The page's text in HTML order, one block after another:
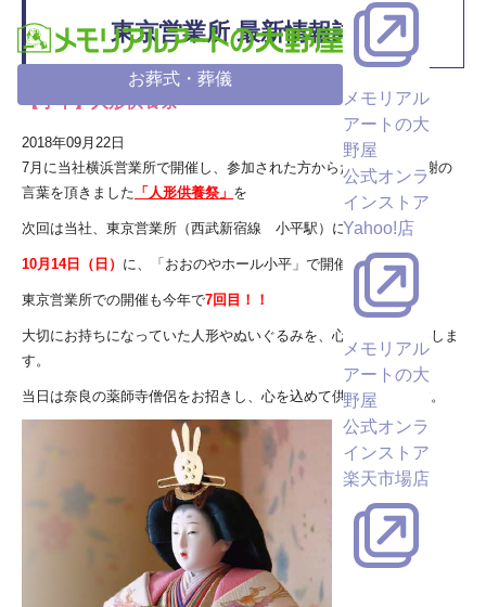
お葬式・葬儀
メモリアル
アートの大
野屋
公式オンラ
インストア
Yahoo!店
メモリアル
アートの大
野屋
公式オンラ
インストア
楽天市場店
東京営業所 最新情報詳細
【小平】人形供養祭
2018年09月22日
7月に当社横浜営業所で開催し、参加された方からたくさんの感謝の
言葉を頂きました 「人形供養祭」 を
次回は当社、東京営業所（西武新宿線 小平駅）にて
10月14日（日） に、「おおのやホール小平」で開催いたします。
東京営業所での開催も今年で7回目！！
大切にお持ちになっていた人形やぬいぐるみを、心を込めて供養しま
す。
当日は奈良の薬師寺僧侶をお招きし、心を込めて供養いたします。